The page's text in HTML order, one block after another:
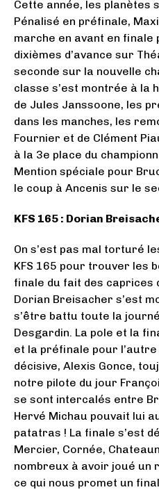
Cette année, les planètes
Pénalisé en préfinale,
marche en avant en finale
dixièmes d’avance sur
seconde sur la nouvelle
classe s’est montrée à la
de Jules Janssoone, les
dans les manches, les
Fournier et de Clément
à la 3e place du
Mention spéciale pour
le coup à Ancenis sur le
KFS 165 : Dorian
On s’est pas mal torturé
KFS 165 pour trouver les
finale du fait des caprices
Dorian Breisacher s’est
s’être battu toute la
Desgardin. La pole et la
et la préfinale pour
décisive, Alexis Gonce,
notre pilote du jour
se sont intercalés entre
Hervé Michau pouvait lui
patatras ! La finale s’est
Mercier, Cornée,
nombreux à avoir joué un
ce qui nous promet un